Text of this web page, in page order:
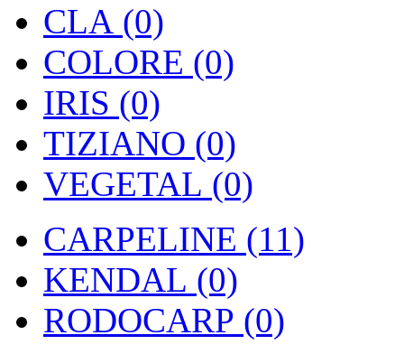
CLA (0)
COLORE (0)
IRIS (0)
TIZIANO (0)
VEGETAL (0)
CARPELINE (11)
KENDAL (0)
RODOCARP (0)